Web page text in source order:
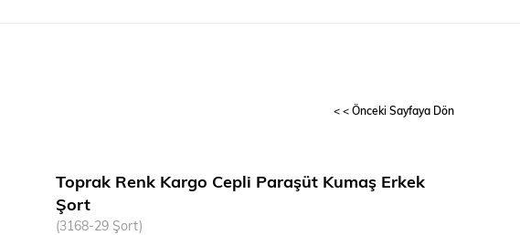
< < Önceki Sayfaya Dön
Toprak Renk Kargo Cepli Paraşüt Kumaş Erkek
Şort
(3168-29 Şort)